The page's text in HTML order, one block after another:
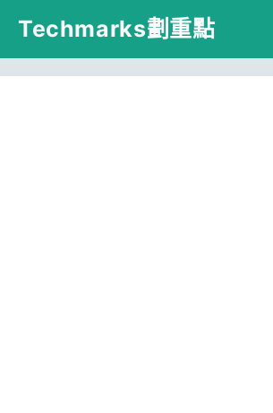
跳
主
Techmarks劃重點